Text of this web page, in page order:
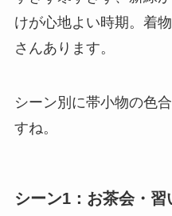
けが心地よい時期。着
さんあります。
シーン別に帯小物の色
すね。
シーン1：お茶会・習